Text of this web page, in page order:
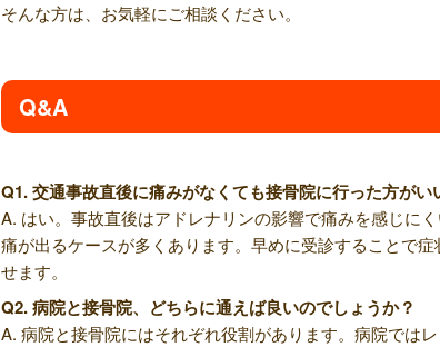
そんな方は、お気軽にご相談ください。
Q&A
Q1. 交通事故直後に痛みがなくても接骨院に行った方がい
A. はい。事故直後はアドレナリンの影響で痛みを感じに
痛が出るケースが多くあります。早めに受診することで
せます。
Q2. 病院と接骨院、どちらに通えば良いのでしょうか？
A. 病院と接骨院にはそれぞれ役割があります。病院では